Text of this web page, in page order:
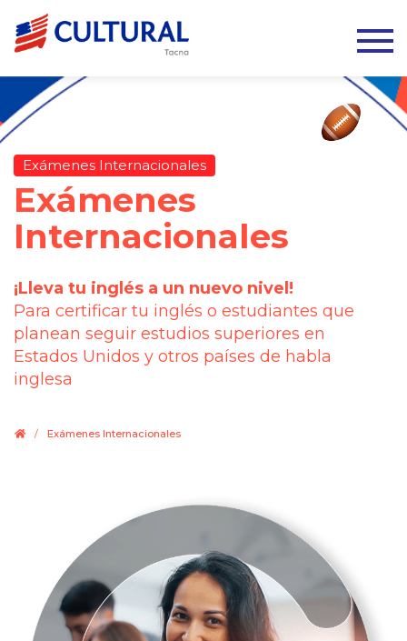
Exámenes Internacionales
Exámenes
Internacionales
¡Lleva tu inglés a un nuevo nivel!
Para certificar tu inglés o estudiantes que
planean seguir estudios superiores en
Estados Unidos y otros países de habla
inglesa
. / Exámenes Internacionales